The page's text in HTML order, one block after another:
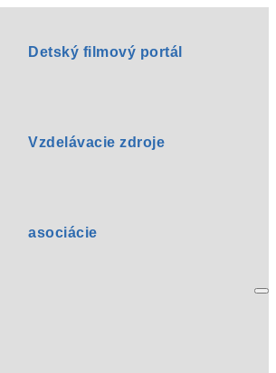
Detský filmový portál
Vzdelávacie zdroje
asociácie